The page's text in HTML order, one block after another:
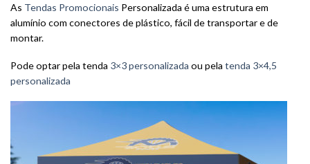
As Tendas Promocionais Personalizada é uma estrutura em
alumínio com conectores de plástico, fácil de transportar e de
montar.
Pode optar pela tenda 3×3 personalizada ou pela tenda 3×4,5
personalizada